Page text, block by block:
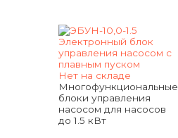
Нет на складе
Многофункциональные
блоки управления
насосом для насосов
до 1.5 кВт